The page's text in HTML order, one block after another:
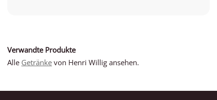
Verwandte Produkte
Alle Getränke von Henri Willig ansehen.